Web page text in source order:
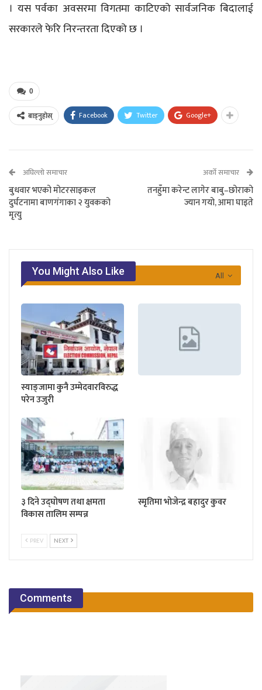
। यस पर्वका अवसरमा विगतमा काटिएको सार्वजनिक बिदालाई
सरकारले फेरि निरन्तरता दिएको छ ।
0
बाड्नुहोस् Facebook Twitter Google+
अघिल्लो समाचार
बुधवार भएको मोटरसाइकल
दुर्घटनामा बाणगंगाका २ युवकको
मृत्यु
अर्को समाचार
तनहुँमा करेन्ट लागेर बाबु–छोराको
ज्यान गयो, आमा घाइते
All
You Might Also Like
स्याङ्जामा कुनै उम्मेदवारविरुद्ध
परेन उजुरी
३ दिने उद्घोषण तथा क्षमता
विकास तालिम सम्पन्न
स्मृतिमा भोजेन्द्र बहादुर कुवर
PREV NEXT
Comments